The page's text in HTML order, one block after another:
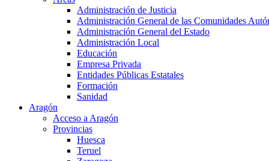
Administración de Justicia
Administración General de las Comunidades
Administración General del Estado
Administración Local
Educación
Empresa Privada
Entidades Públicas Estatales
Formación
Sanidad
Aragón
Acceso a Aragón
Provincias
Huesca
Teruel